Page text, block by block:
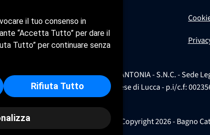
ALDO E CINQUINI MARIA ANTONIA - S.N.C. -
imprese di Lucca - p.i/c.f:
© Copyright 2026 - Bagno
il tuo consenso in
“Accetta Tutto” per dare il
Tutto” per continuare senza
Rifiuta Tutto